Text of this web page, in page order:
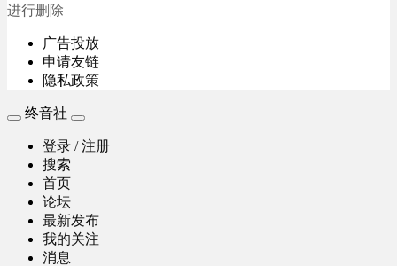
进行删除
广告投放
申请友链
隐私政策
终音社
登录 / 注册
搜索
首页
论坛
最新发布
我的关注
消息